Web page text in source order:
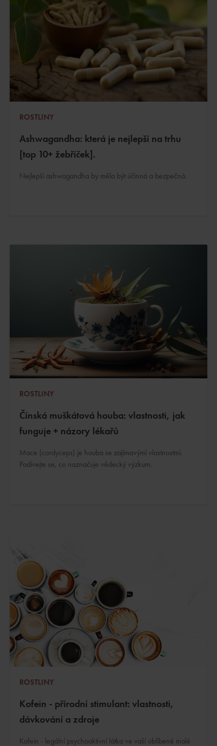
ROSTLINY
Ashwagandha: která je nejlepší na trhu
[top 10+ žebříček].
Nejlepší ashwagandha by měla být účinná a bezpečná.
ROSTLINY
Čínská muškátová houba: vlastnosti, jak
funguje + názory lékařů
Mace (cordyceps) je houba se zajímavými vlastnostmi.
Podívejte se, co naznačuje vědecký výzkum.
ROSTLINY
Kofein - přírodní stimulant: vlastnosti,
dávkování a zdroje
Kofein - legální psychoaktivní látka ve vaší oblíbené malé